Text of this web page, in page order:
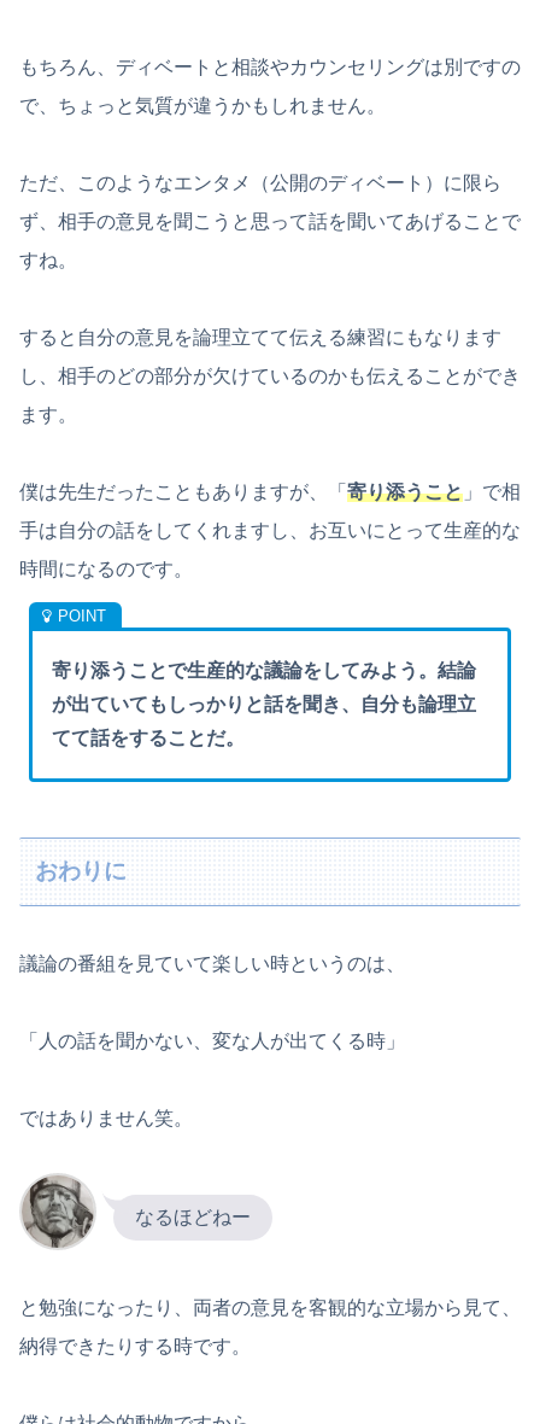
もちろん、ディベートと相談やカウンセリングは別ですの
で、ちょっと気質が違うかもしれません。
ただ、このようなエンタメ（公開のディベート）に限ら
ず、相手の意見を聞こうと思って話を聞いてあげることで
すね。
すると自分の意見を論理立てて伝える練習にもなります
し、相手のどの部分が欠けているのかも伝えることができ
ます。
僕は先生だったこともありますが、「 寄り添うこと 」で相
手は自分の話をしてくれますし、お互いにとって生産的な
時間になるのです。
寄り添うことで生産的な議論をしてみよう。結論
が出ていてもしっかりと話を聞き、自分も論理立
てて話をすることだ。
おわりに
議論の番組を見ていて楽しい時というのは、
「人の話を聞かない、変な人が出てくる時」
ではありません笑。
なるほどねー
と勉強になったり、両者の意見を客観的な立場から見て、
納得できたりする時です。